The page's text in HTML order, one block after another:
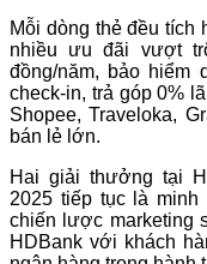
Mỗi dòng thẻ đều tích
nhiều ưu đãi vượt
đồng/năm, bảo hiểm
check-in, trả góp 0%
Shopee, Traveloka,
bán lẻ lớn.
Hai giải thưởng tại
2025 tiếp tục là
chiến lược marketing
HDBank với khách